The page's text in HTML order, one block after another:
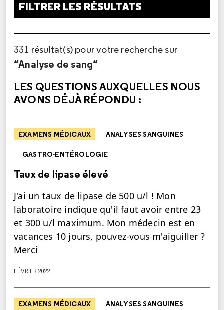
FILTRER LES RÉSULTATS
331 résultat(s) pour votre recherche sur
“Analyse de sang“
LES QUESTIONS AUXQUELLES NOUS
AVONS DÉJÀ RÉPONDU :
EXAMENS MÉDICAUX ANALYSES SANGUINES
GASTRO-ENTÉROLOGIE
Taux de lipase élevé
J'ai un taux de lipase de 500 u/l ! Mon
laboratoire indique qu'il faut avoir entre 23
et 300 u/l maximum. Mon médecin est en
vacances 10 jours, pouvez-vous m'aiguiller ?
Merci
FÉVRIER 2022
EXAMENS MÉDICAUX ANALYSES SANGUINES